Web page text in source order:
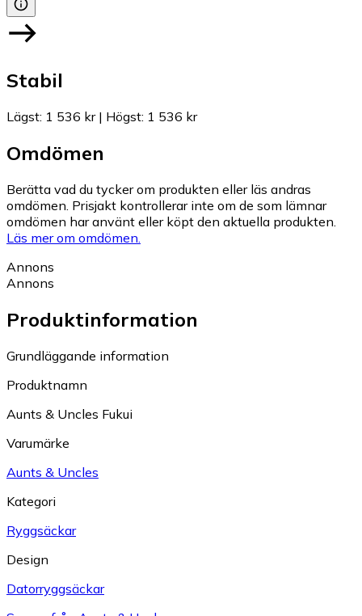
Stabil
Lägst: 1 536 kr| Högst: 1 536 kr
Omdömen
Berätta vad du tycker om produkten eller läs andras
omdömen. Prisjakt kontrollerar inte om de som lämnar
omdömen har använt eller köpt den aktuella produkten.
Läs mer om omdömen.
Annons
Annons
Produktinformation
Grundläggande information
Produktnamn
Aunts & Uncles Fukui
Varumärke
Aunts & Uncles
Kategori
Ryggsäckar
Design
Datorryggsäckar